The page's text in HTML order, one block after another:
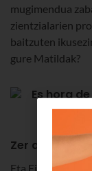
mugimendua
zientzialarien
baitzuten
gure Matildak?
Zer da
Eta Einstein